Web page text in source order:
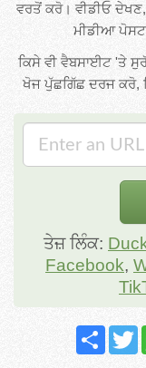
ਵਰਤੋਂ ਕਰੋ। ਵੀਡੀਓ
ਮੀਡੀਆ
ਕਿਸੇ ਵੀ ਵੈਬਸਾਈਟ 'ਤੇ
ਖੋਜ ਪੁੱਛਗਿੱਛ ਦਰਜ ਕਰੋ,
ਤੇਜ਼ ਲਿੰਕ:
Facebook,
Share